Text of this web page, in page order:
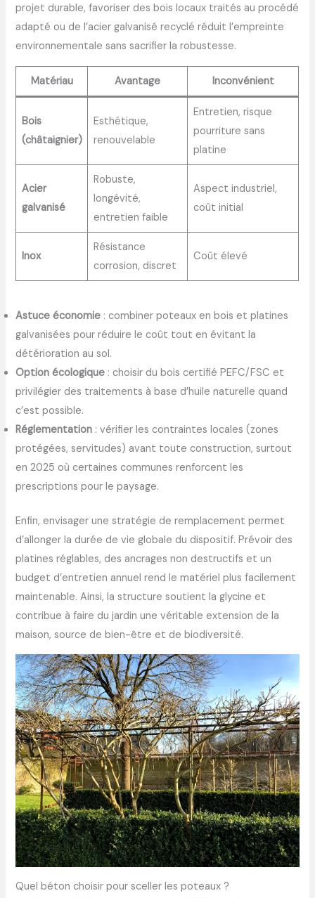
projet durable, favoriser des bois locaux traités au procédé
adapté ou de l’acier galvanisé recyclé réduit l’empreinte
environnementale sans sacrifier la robustesse.
Matériau Avantage Inconvénient
Bois
(châtaignier)
Esthétique,
renouvelable
Entretien, risque
pourriture sans
platine
Acier
galvanisé
Robuste,
longévité,
entretien faible
Aspect industriel,
coût initial
Inox
Résistance
corrosion, discret
Coût élevé
Astuce économie : combiner poteaux en bois et platines
galvanisées pour réduire le coût tout en évitant la
détérioration au sol.
Option écologique : choisir du bois certifié PEFC/FSC et
privilégier des traitements à base d’huile naturelle quand
c’est possible.
Réglementation : vérifier les contraintes locales (zones
protégées, servitudes) avant toute construction, surtout
en 2025 où certaines communes renforcent les
prescriptions pour le paysage.
Enfin, envisager une stratégie de remplacement permet
d’allonger la durée de vie globale du dispositif. Prévoir des
platines réglables, des ancrages non destructifs et un
budget d’entretien annuel rend le matériel plus facilement
maintenable. Ainsi, la structure soutient la glycine et
contribue à faire du jardin une véritable extension de la
maison, source de bien-être et de biodiversité.
Quel béton choisir pour sceller les poteaux ?